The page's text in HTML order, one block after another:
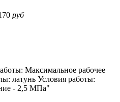
руб
Максимальное рабочее
латунь Условия работы:
- 2,5 МПа"